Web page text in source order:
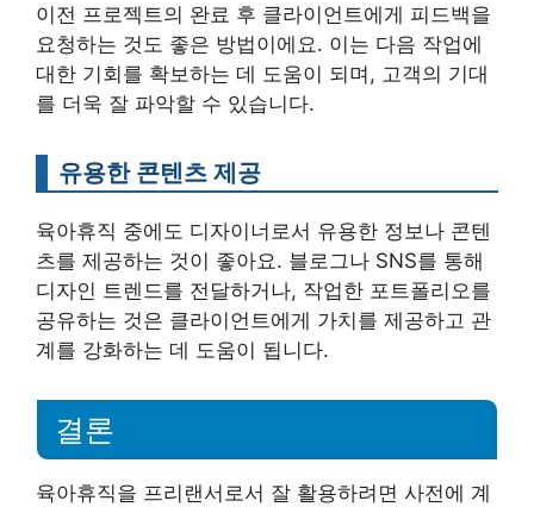
이전 프로젝트의 완료 후 클라이언트에게 피드백을
요청하는 것도 좋은 방법이에요. 이는 다음 작업에
대한 기회를 확보하는 데 도움이 되며, 고객의 기대
를 더욱 잘 파악할 수 있습니다.
유용한 콘텐츠 제공
육아휴직 중에도 디자이너로서 유용한 정보나 콘텐
츠를 제공하는 것이 좋아요. 블로그나 SNS를 통해
디자인 트렌드를 전달하거나, 작업한 포트폴리오를
공유하는 것은 클라이언트에게 가치를 제공하고 관
계를 강화하는 데 도움이 됩니다.
결론
육아휴직을 프리랜서로서 잘 활용하려면 사전에 계